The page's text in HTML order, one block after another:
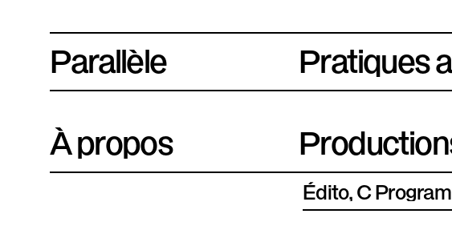
Parallèle
P
l
a
t
e
f
Pratiques
À propos
Édito